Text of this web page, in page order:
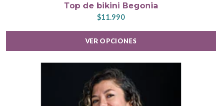
Top de bikini Begonia
$11.990
VER OPCIONES